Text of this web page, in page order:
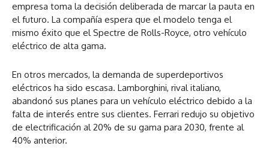
empresa toma la decisión deliberada de marcar la pauta en
el futuro. La compañía espera que el modelo tenga el
mismo éxito que el Spectre de Rolls-Royce, otro vehículo
eléctrico de alta gama.
En otros mercados, la demanda de superdeportivos
eléctricos ha sido escasa. Lamborghini, rival italiano,
abandonó sus planes para un vehículo eléctrico debido a la
falta de interés entre sus clientes. Ferrari redujo su objetivo
de electrificación al 20% de su gama para 2030, frente al
40% anterior.